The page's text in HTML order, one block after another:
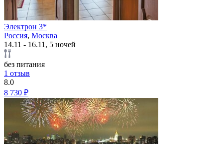
Электрон 3*
Россия, Москва
14.11 - 16.11, 5 ночей
без питания
1 отзыв
8.0
8 730 ₽